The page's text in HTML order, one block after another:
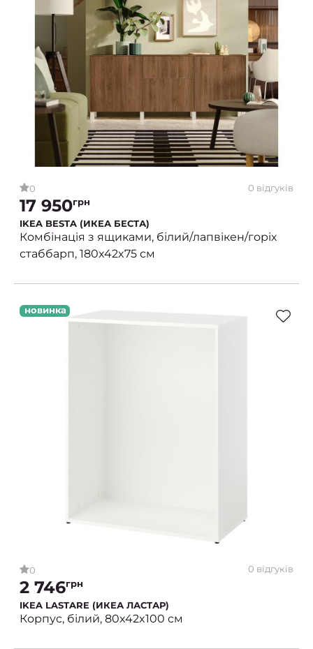
0 0 відгуків
17 950грн
IKEA BESTA (ИКЕА БЕСТА)
Комбінація з ящиками, білий/лапвікен/горіх
стаббарп, 180x42x75 см
новинка
0 0 відгуків
2 746грн
IKEA LASTARE (ИКЕА ЛАСТАР)
Корпус, білий, 80x42x100 см